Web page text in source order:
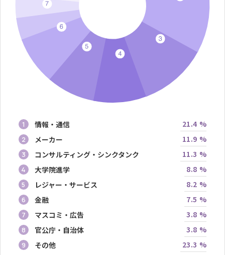
1 情報・通信 21.4 %
2 メーカー 11.9 %
3 コンサルティング・シンクタンク 11.3 %
4 大学院進学 8.8 %
5 レジャー・サービス 8.2 %
6 金融 7.5 %
7 マスコミ・広告 3.8 %
8 官公庁・自治体 3.8 %
9 その他 23.3 %